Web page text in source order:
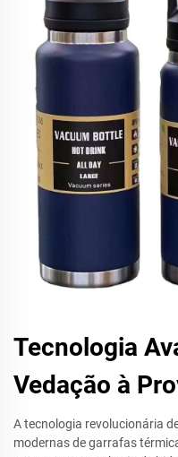
Tecnologia
Vedação à
A tecnologia revolucionária
modernas de garrafas